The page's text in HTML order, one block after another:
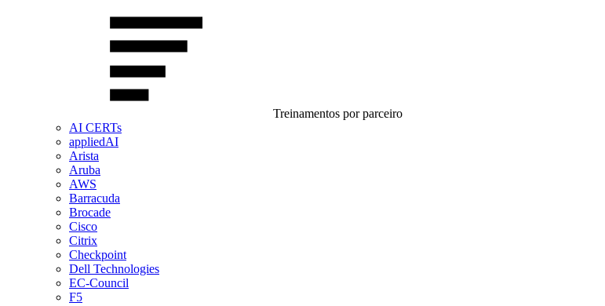
Treinamentos por parceiro
AI CERTs
appliedAI
Arista
Aruba
AWS
Barracuda
Brocade
Cisco
Citrix
Checkpoint
Dell Technologies
EC-Council
F5